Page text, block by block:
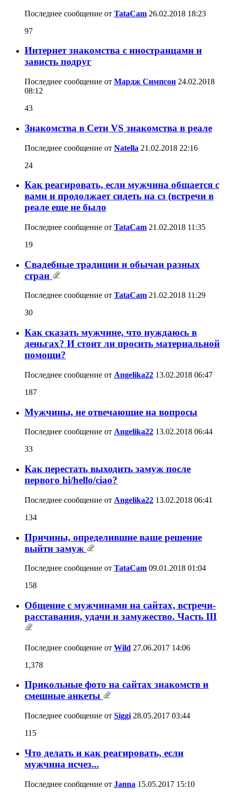
Последнее сообщение от TataCam 26.02.2018 18:23
97
Интернет знакомства с иностранцами и
зависть подруг
Последнее сообщение от Мардж Симпсон 24.02.2018
08:12
43
Знакомства в Сети VS знакомства в реале
Последнее сообщение от Natella 21.02.2018 22:16
24
Как реагировать, если мужчина общается с
вами и продолжает сидеть на сз (встречи в
реале еще не было
Последнее сообщение от TataCam 21.02.2018 11:35
19
Свадебные традиции и обычаи разных
стран
Последнее сообщение от TataCam 21.02.2018 11:29
30
Как сказать мужчине, что нуждаюсь в
деньгах? И стоит ли просить материальной
помощи?
Последнее сообщение от Angelika22 13.02.2018 06:47
187
Мужчины, не отвечающие на вопросы
Последнее сообщение от Angelika22 13.02.2018 06:44
33
Как перестать выходить замуж после
первого hi/hello/ciao?
Последнее сообщение от Angelika22 13.02.2018 06:41
134
Причины, определившие ваше решение
выйти замуж
Последнее сообщение от TataCam 09.01.2018 01:04
158
Общение с мужчинами на сайтах, встречи-
расставания, удачи и замужество. Часть III
Последнее сообщение от Wild 27.06.2017 14:06
1,378
Прикольные фото на сайтах знакомств и
смешные анкеты
Последнее сообщение от Siggi 28.05.2017 03:44
115
Что делать и как реагировать, если
мужчина исчез...
Последнее сообщение от Janna 15.05.2017 15:10